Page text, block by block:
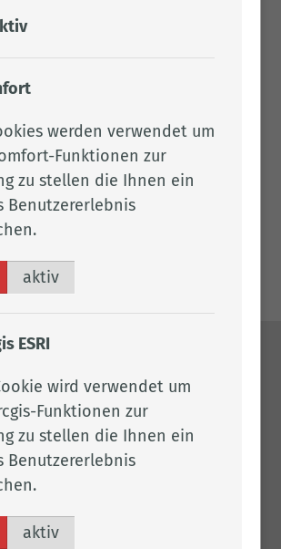
3. Juli, und am Samstag, 4.
Gründen geschlossen ist.
können betroffene
Bürger auf die
benachbarter
das Entsorgungszentrum
erteilt auch die
Landkreises Cloppenburg
04471/15 428.
Cloppenburg
werden verwendet um
Funktionen zur
zu stellen die Ihnen ein
Benutzererlebnis
aktiv
ESRI
wird verwendet um
Funktionen zur
zu stellen die Ihnen ein
Benutzererlebnis
aktiv